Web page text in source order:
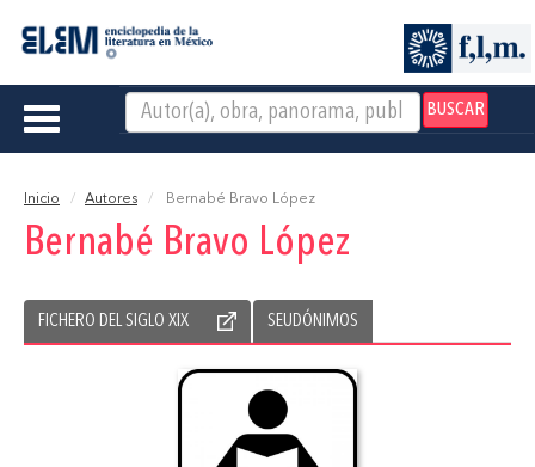
BUSCAR
Toggle
Inicio Autores Bernabé Bravo López
Bernabé Bravo López
FICHERO DEL SIGLO XIX SEUDÓNIMOS